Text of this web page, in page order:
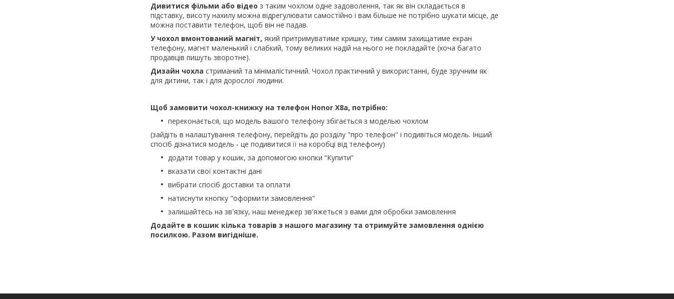
Дивитися фільми або відео з таким чохлом одне задоволення, так як він складається в
підставку, висоту нахилу можна відрегулювати самостійно і вам більше не потрібно шукати місце, де
можна поставити телефон, щоб він не падав.
У чохол вмонтований магніт, який притримуватиме кришку, тим самим захищатиме екран
телефону, магніт маленький і слабкий, тому великих надій на нього не покладайте (хоча багато
продавців пишуть зворотне).
Дизайн чохла стриманий та мінімалістичний. Чохол практичний у використанні, буде зручним як
для дитини, так і для дорослої людини.
Щоб замовити чохол-книжку на телефон Honor X8a, потрібно:
переконається, що модель вашого телефону збігається з моделью чохлом
(зайдіть в налаштування телефону, перейдіть до розділу "про телефон" і подивіться модель. Інший
спосіб дізнатися модель - це подивитися її на коробці від телефону)
додати товар у кошик, за допомогою кнопки “Купити”
вказати свої контактні дані
вибрати спосіб доставки та оплати
натиснути кнопку "оформити замовлення"
залишайтесь на зв'язку, наш менеджер зв'яжеться з вами для обробки замовлення
Додайте в кошик кілька товарів з нашого магазину та отримуйте замовлення однією
посилкою. Разом вигідніше.